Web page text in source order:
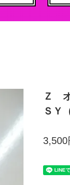
Ｚ
ＳＹ